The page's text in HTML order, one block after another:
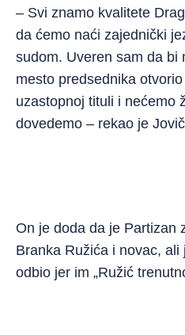
– Svi znamo kvalitete
da ćemo naći zajednički
sudom. Uveren sam da bi
mesto predsednika
uzastopnoj tituli i nećemo
dovedemo – rekao je
On je doda da je Partizan
Branka Ružića i novac,
odbio jer im „Ružić